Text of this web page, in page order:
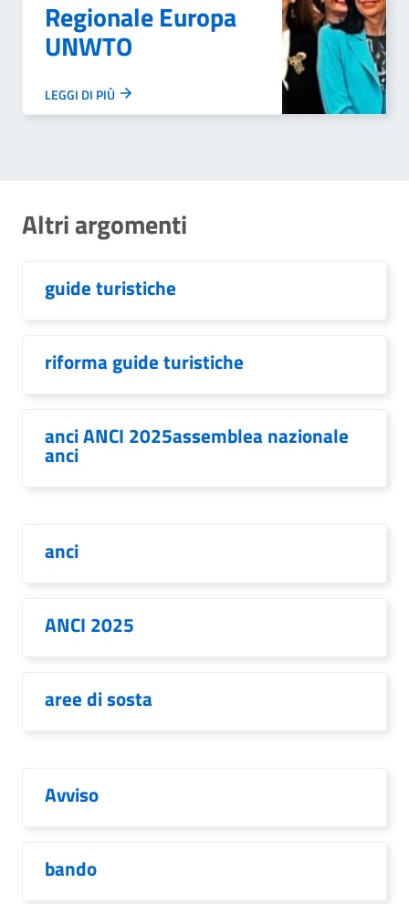
Regionale Europa
UNWTO
LEGGI DI PIÙ
Altri argomenti
guide turistiche
riforma guide turistiche
anci ANCI 2025assemblea nazionale
anci
anci
ANCI 2025
aree di sosta
Avviso
bando